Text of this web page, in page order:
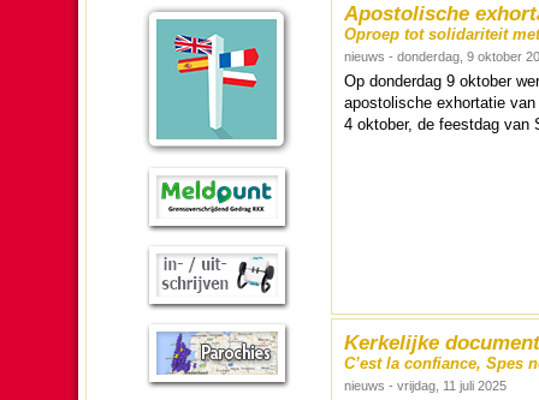
Apostolische
Oproep tot solidariteit
nieuws - donderdag, 9 oktober
Op don­der­dag 9 ok­to­ber
apos­to­lische exhor­ta­tie
4 ok­to­ber, de feest­dag
Kerkelijke
C’est la confiance, Spes
nieuws - vrijdag, 11 juli 2025